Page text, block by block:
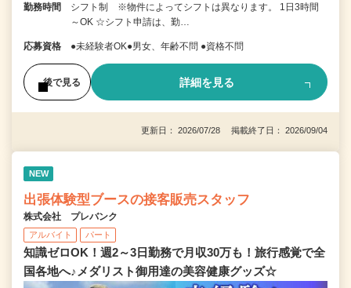
勤務時間
シフト制 ※物件によってシフトは異なります。 1日3時間
～OK ☆シフト申請は、勤…
応募資格 ●未経験者OK●男女、年齢不問 ●資格不問
後で見る 詳細を見る
更新日： 2026/07/28 掲載終了日： 2026/09/04
NEW
出張体験型ブースの接客販売スタッフ
株式会社 プレバンク
アルバイト パート
知識ゼロOK！週2～3日勤務で月収30万も！旅行感覚で全
国各地へ♪メダリスト御用達の美容健康グッズ☆